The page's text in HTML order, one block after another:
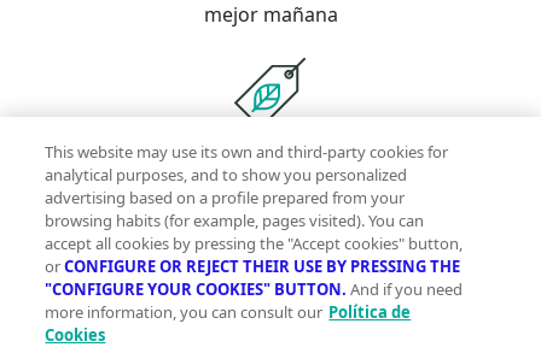
mejor mañana
Con la garantía de contar con profesionales
verificados
Descubre vivegreen.com
Inmuebles Información Green Inmobiliarias
somosServicios Green
This website may use its own and third-party cookies for
analytical purposes, and to show you personalized
advertising based on a profile prepared from your
browsing habits (for example, pages visited). You can
accept all cookies by pressing the "Accept cookies" button,
orCONFIGURE OR REJECT THEIR USE BY PRESSING THE
"CONFIGURE YOUR COOKIES" BUTTON. And if you need
more information, you can consult our Política de
Cookies